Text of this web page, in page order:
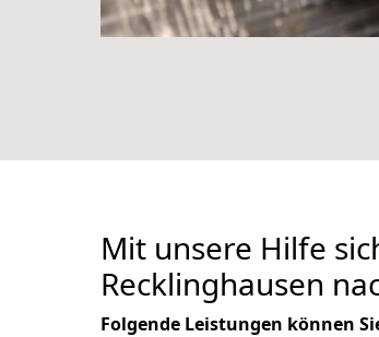
Mit unsere Hilfe
Recklinghausen
Folgende Leistungen können